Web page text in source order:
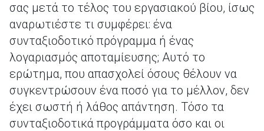
σας μετά το τέλος του εργασιακού βίου, ίσως
αναρωτιέστε τι συμφέρει: ένα
συνταξιοδοτικό πρόγραμμα ή ένας
λογαριασμός αποταμίευσης; Αυτό το
ερώτημα, που απασχολεί όσους θέλουν να
συγκεντρώσουν ένα ποσό για το μέλλον, δεν
έχει σωστή ή λάθος απάντηση. Τόσο τα
συνταξιοδοτικά προγράμματα όσο και οι